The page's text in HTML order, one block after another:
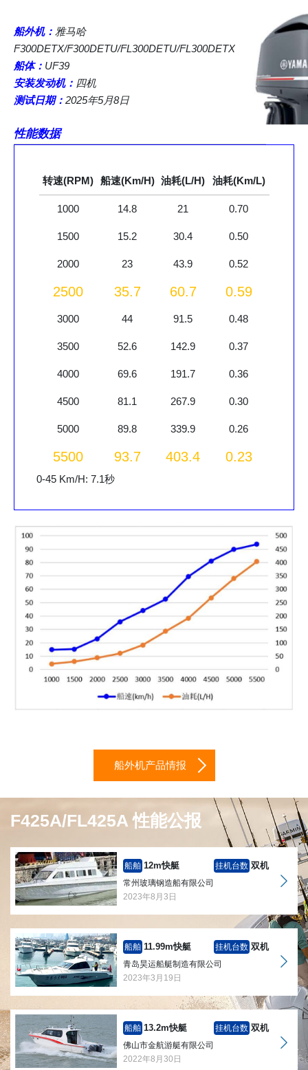
船外机： 雅马哈
F300DETX/F300DETU/FL300DETU/FL300DETX
船体： UF39
安装发动机： 四机
测试日期： 2025年5月8日
性能数据
转速(RPM) 船速(Km/H) 油耗(L/H) 油耗(Km/L)
1000 14.8 21 0.70
1500 15.2 30.4 0.50
2000 23 43.9 0.52
2500 35.7 60.7 0.59
3000 44 91.5 0.48
3500 52.6 142.9 0.37
4000 69.6 191.7 0.36
4500 81.1 267.9 0.30
5000 89.8 339.9 0.26
5500 93.7 403.4 0.23
0-45 Km/H: 7.1秒
船外机产品情报
F425A/FL425A 性能公报
船舶 12m快艇 挂机台数 双机
常州玻璃钢造船有限公司
2023年8月3日
船舶 11.99m快艇 挂机台数 双机
青岛昊运船艇制造有限公司
2023年3月19日
船舶 13.2m快艇 挂机台数 双机
佛山市金航游艇有限公司
2022年8月30日